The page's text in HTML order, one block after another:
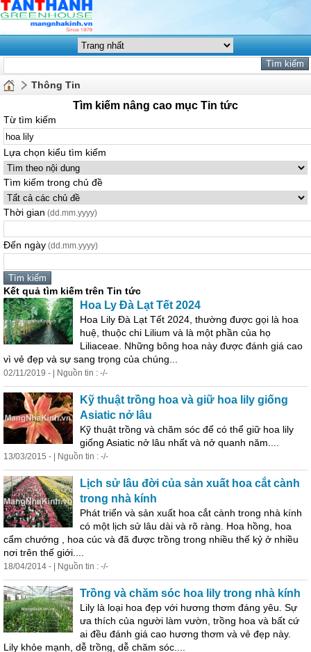
Thông Tin
Tìm kiếm nâng cao mục Tin tức
Từ tìm kiếm
Lựa chọn kiểu tìm kiếm
Tìm kiếm trong chủ đề
Thời gian (dd.mm.yyyy)
Đến ngày (dd.mm.yyyy)
Kết quả tìm kiếm trên Tin tức
Hoa Ly Đà Lạt Tết 2024
Hoa Lily Đà Lạt Tết 2024, thường được gọi là hoa
huệ, thuộc chi Lilium và là một phần của họ
Liliaceae. Những bông hoa này được đánh giá cao
vì vẻ đẹp và sự sang trọng của chúng...
02/11/2019 - | Nguồn tin : -/-
Kỹ thuật trồng hoa và giữ hoa lily giống
Asiatic nở lâu
Kỹ thuật trồng và chăm sóc để có thể giữ hoa lily
giống Asiatic nở lâu nhất và nở quanh năm....
13/03/2015 - | Nguồn tin : -/-
Lịch sử lâu đời của sản xuất hoa cắt cành
trong nhà kính
Phát triển và sản xuất hoa cắt cành trong nhà kính
có một lịch sử lâu dài và rõ ràng. Hoa hồng, hoa
cẩm chướng , hoa cúc và đã được trồng trong nhiều thế kỷ ở nhiều
nơi trên thế giới....
18/04/2014 - | Nguồn tin : -/-
Trồng và chăm sóc hoa lily trong nhà kính
Lily là loại hoa đẹp với hương thơm đáng yêu. Sự
ưa thích của người làm vườn, trồng hoa và bất cứ
ai đều đánh giá cao hương thơm và vẻ đẹp này.
Lily khỏe mạnh, dễ trồng, dễ chăm sóc....